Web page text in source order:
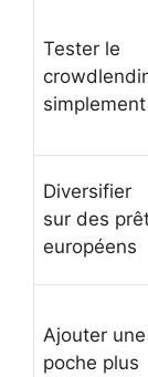
Tester le
simplement
Diversifier
sur des
européens
Ajouter une
poche plus